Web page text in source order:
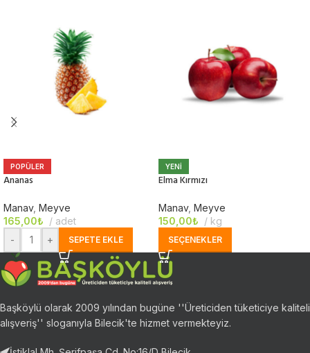
POPÜLER
Ananas
Manav, Meyve
165,00₺
adet
-
+ SEPETE EKLE
YENI
Elma Kırmızı
Manav, Meyve
150,00₺ kg
SEÇENEKLER
Başköylü olarak 2009 yılından bugüne ''Üreticiden tüketiciye kaliteli
alışveriş'' sloganıyla Bilecik'te hizmet vermekteyiz.